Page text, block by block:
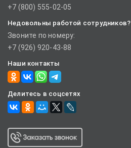
+7 (800) 555-02-05
Недовольны работой сотрудников?
Звоните по номеру:
+7 (926) 920-43-88
Наши контакты
Делитесь в соцсетях